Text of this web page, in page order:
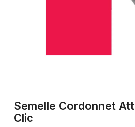
Semelle Cordonnet
Clic